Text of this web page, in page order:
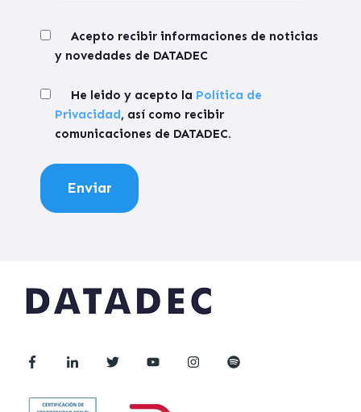
Acepto recibir informaciones de noticias
y novedades de DATADEC
He leido y acepto la Política de
Privacidad, así como recibir
comunicaciones de DATADEC.